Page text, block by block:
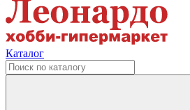
Каталог